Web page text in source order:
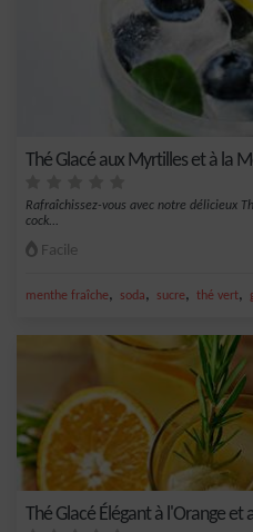
Thé Glacé aux Myrtilles et à la
Rafraîchissez-vous avec notre délicieux
cock...
Facile
menthe fraîche, soda, sucre, thé vert,
Thé Glacé Élégant à l'Orange et